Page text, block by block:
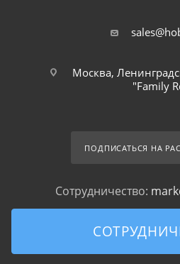
Москва,
"Family
ПОДПИСАТЬСЯ НА
Сотрудничество: